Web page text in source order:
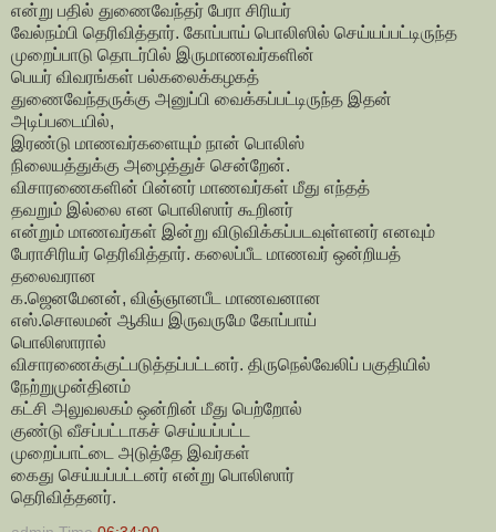
என்று பதில் துணைவேந்தர் பேரா சிரியர்
வேல்நம்பி தெரிவித்தார். கோப்பாய் பொலிஸில் செய்யப்பட்டிருந்த
முறைப்பாடு தொடர்பில் இருமாணவர்களின்
பெயர் விவரங்கள் பல்கலைக்கழகத்
துணைவேந்தருக்கு அனுப்பி வைக்கப்பட்டிருந்த இதன்
அடிப்படையில்,
இரண்டு மாணவர்களையும் நான் பொலிஸ்
நிலையத்துக்கு அழைத்துச் சென்றேன்.
விசாரணைகளின் பின்னர் மாணவர்கள் மீது எந்தத்
தவறும் இல்லை என பொலிஸார் கூறினர்
என்றும் மாணவர்கள் இன்று விடுவிக்கப்படவுள்ளனர் எனவும்
பேராசிரியர் தெரிவித்தார். கலைப்பீட மாணவர் ஒன்றியத்
தலைவரான
க.ஜெனமேனன், விஞ்ஞானபீட மாணவனான
எஸ்.சொலமன் ஆகிய இருவருமே கோப்பாய்
பொலிஸாரால்
விசாரணைக்குட்படுத்தப்பட்டனர். திருநெல்வேலிப் பகுதியில்
நேற்றுமுன்தினம்
கட்சி அலுவலகம் ஒன்றின் மீது பெற்றோல்
குண்டு வீசப்பட்டாகச் செய்யப்பட்ட
முறைப்பாட்டை அடுத்தே இவர்கள்
கைது செய்யப்பட்டனர் என்று பொலிஸார்
தெரிவித்தனர்.